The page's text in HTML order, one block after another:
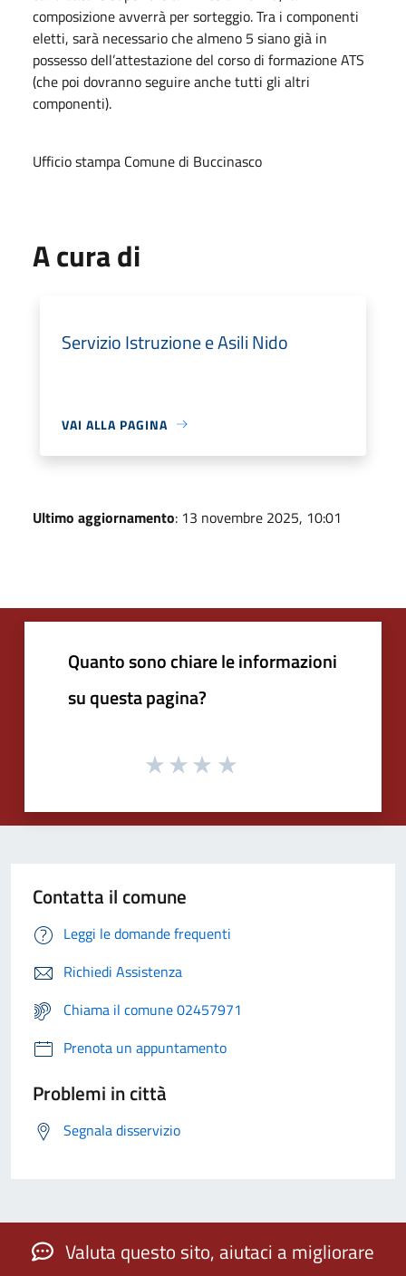
composizione avverrà per sorteggio. Tra i componenti
eletti, sarà necessario che almeno 5 siano già in
possesso dell’attestazione del corso di formazione ATS
(che poi dovranno seguire anche tutti gli altri
componenti).
Ufficio stampa Comune di Buccinasco
A cura di
Servizio Istruzione e Asili Nido
VAI ALLA PAGINA
Ultimo aggiornamento: 13 novembre 2025, 10:01
Quanto sono chiare le informazioni
su questa pagina?
Contatta il comune
Leggi le domande frequenti
Richiedi Assistenza
Chiama il comune 02457971
Prenota un appuntamento
Problemi in città
Segnala disservizio
Valuta questo sito, aiutaci a migliorare